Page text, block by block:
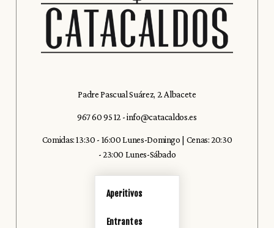
Padre Pascual Suárez, 2. Albacete
967 60 95 12 -info@catacaldos.es
Comidas: 13:30 - 16:00 Lunes-Domingo | Cenas: 20:30
- 23:00 Lunes-Sábado
Aperitivos
Entrantes